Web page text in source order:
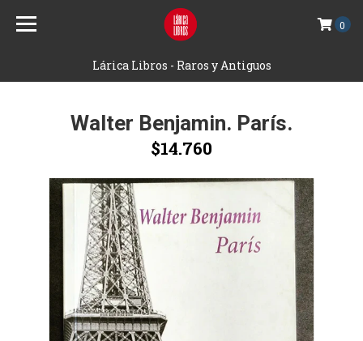
Lárica Libros - Raros y Antiguos
0
Walter Benjamin. París.
$14.760